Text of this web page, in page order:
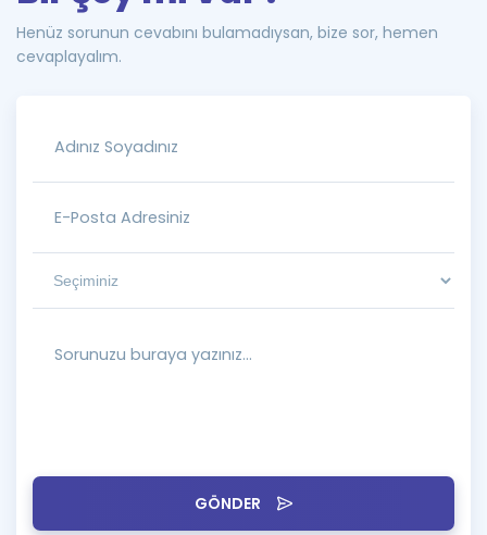
GÖNDER
Henüz sorunun cevabını bulamadıysan, bize sor, hemen
cevaplayalım.